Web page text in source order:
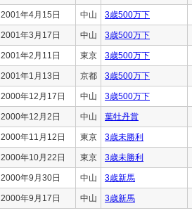
2001年4月15日 中山 3歳500万下
2001年3月17日 中山 3歳500万下
2001年2月11日 東京 3歳500万下
2001年1月13日 京都 3歳500万下
2000年12月17日 中山 3歳500万下
2000年12月2日 中山 葉牡丹賞
2000年11月12日 東京 3歳未勝利
2000年10月22日 東京 3歳未勝利
2000年9月30日 中山 3歳新馬
2000年9月17日 中山 3歳新馬